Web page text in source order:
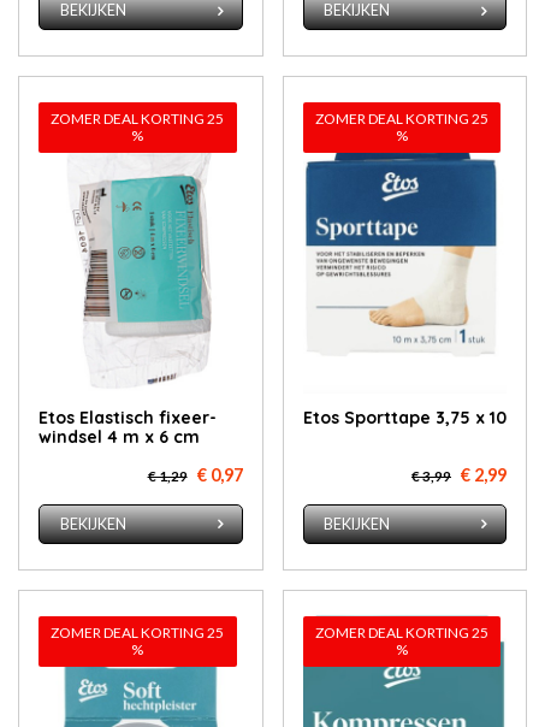
BEKIJKEN BEKIJKEN
ZOMER DEAL KORTING 25
%
Etos Elas­tisch fixeer­
wind­sel 4 m x 6 cm
€ 1,29 € 0,97
BEKIJKEN
ZOMER DEAL KORTING 25
%
Etos Sport­ta­pe 3,75 x 10
€ 3,99 € 2,99
BEKIJKEN
ZOMER DEAL KORTING 25
%
ZOMER DEAL KORTING 25
%